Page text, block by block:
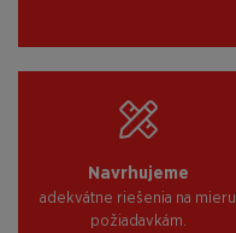
Navrhujeme
adekvátne riešenia na mieru
požiadavkám.